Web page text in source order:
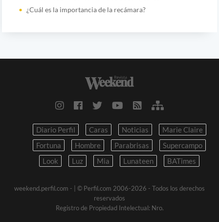
¿Cuál es la importancia de la recámara?
Diario Perfil Caras Noticias
Marie Claire
Fortuna
Hombre Parabrisas
Supercampo
Look
Luz Mia Lunateen BATimes
weekend.perfil.com -
| © Perfil.com 2006-2026 - Todos los derechos
reservados
Registro de Propiedad Intelectual: Nro.